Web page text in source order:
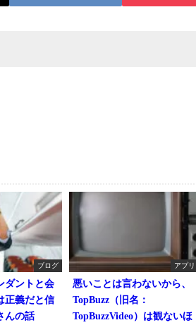
ブログ
ダントと会
正義だと信
んの話
アプリ
悪いことは言わないから、
TopBuzz（旧名：
TopBuzzVideo）は観ないほ